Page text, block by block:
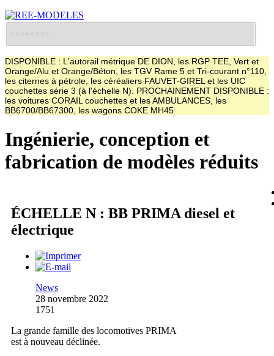
DISPONIBLE : L'autorail métrique DE DION, les RGP TEE, Vert et
Orange/Alu et Orange/Béton, les TGV Rame 5 et Tri-courant n°110,
les citernes à pétrole, les céréaliers FAUVET-GIREL et les UIC
couchettes série 3 (à l'échelle N). PROCHAINEMENT DISPONIBLE :
les voitures CORAIL couchettes et les AMBULANCES, les
BB6700/BB67300, les wagons COKE MH45
Ingénierie, conception et
fabrication de modèles réduits
ÉCHELLE N : BB PRIMA diesel et
électrique
News
28 novembre 2022
1751
La grande famille des locomotives PRIMA
est à nouveau déclinée.